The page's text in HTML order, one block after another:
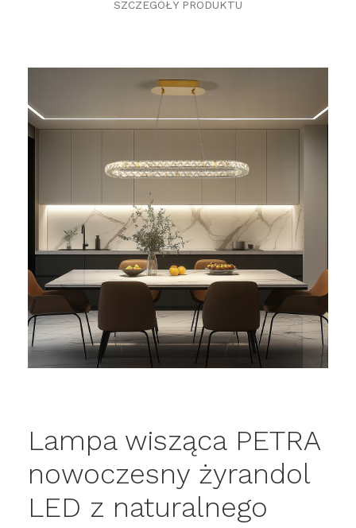
SZCZEGÓŁY PRODUKTU
Lampa wisząca PETRA
nowoczesny żyrandol
LED z naturalnego